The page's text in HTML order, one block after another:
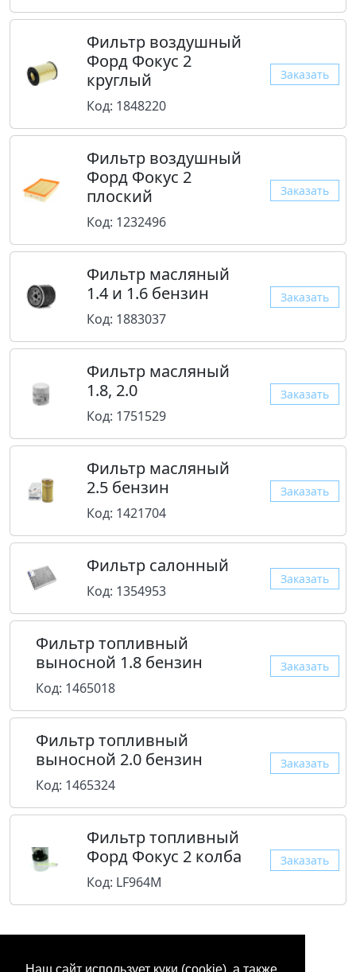
Фильтр воздушный
Форд Фокус 2
круглый
Код: 1848220
Заказать
Фильтр воздушный
Форд Фокус 2
плоский
Код: 1232496
Заказать
Фильтр масляный
1.4 и 1.6 бензин
Код: 1883037
Заказать
Фильтр масляный
1.8, 2.0
Код: 1751529
Заказать
Фильтр масляный
2.5 бензин
Код: 1421704
Заказать
Фильтр салонный
Код: 1354953
Заказать
Фильтр топливный
выносной 1.8 бензин
Код: 1465018
Заказать
Фильтр топливный
выносной 2.0 бензин
Код: 1465324
Заказать
Фильтр топливный
Форд Фокус 2 колба
Код: LF964M
Заказать